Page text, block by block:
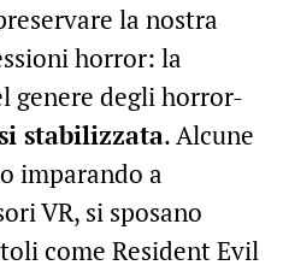
la nostra
horror: la
genere degli horror-
stabilizzata. Alcune
imparando a
VR, si sposano
come Resident Evil